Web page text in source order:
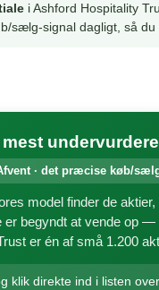
i Ashford Hospitality
sælg-signal dagligt, så du
· det præcise køb/
model finder de
er begyndt at vende op
er én af små 1.200
klik direkte ind i listen